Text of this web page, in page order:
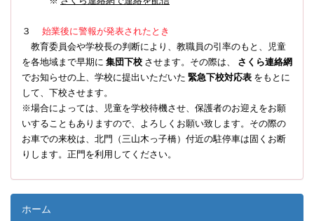
３ 始業後に警報が発表されたとき
教育委員会や学校長の判断により、教職員の引率のもと、児童
を各地域まで早期に 集団下校 させます。その際は、 さくら連絡網
でお知らせの上、学校に提出いただいた 緊急下校対応表 をもとに
して、下校させます。
※場合によっては、児童を学校待機させ、保護者のお迎えをお願
いすることもありますので、よろしくお願い致します。その際の
お車での来校は、北門（三山木っ子橋）付近の駐停車は固くお断
りします。正門を利用してください。
ホーム